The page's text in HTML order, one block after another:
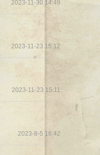
2023-11-30 14:49
2023-11-23 15:12
2023-11-23 15:11
2023-8-5 18:42